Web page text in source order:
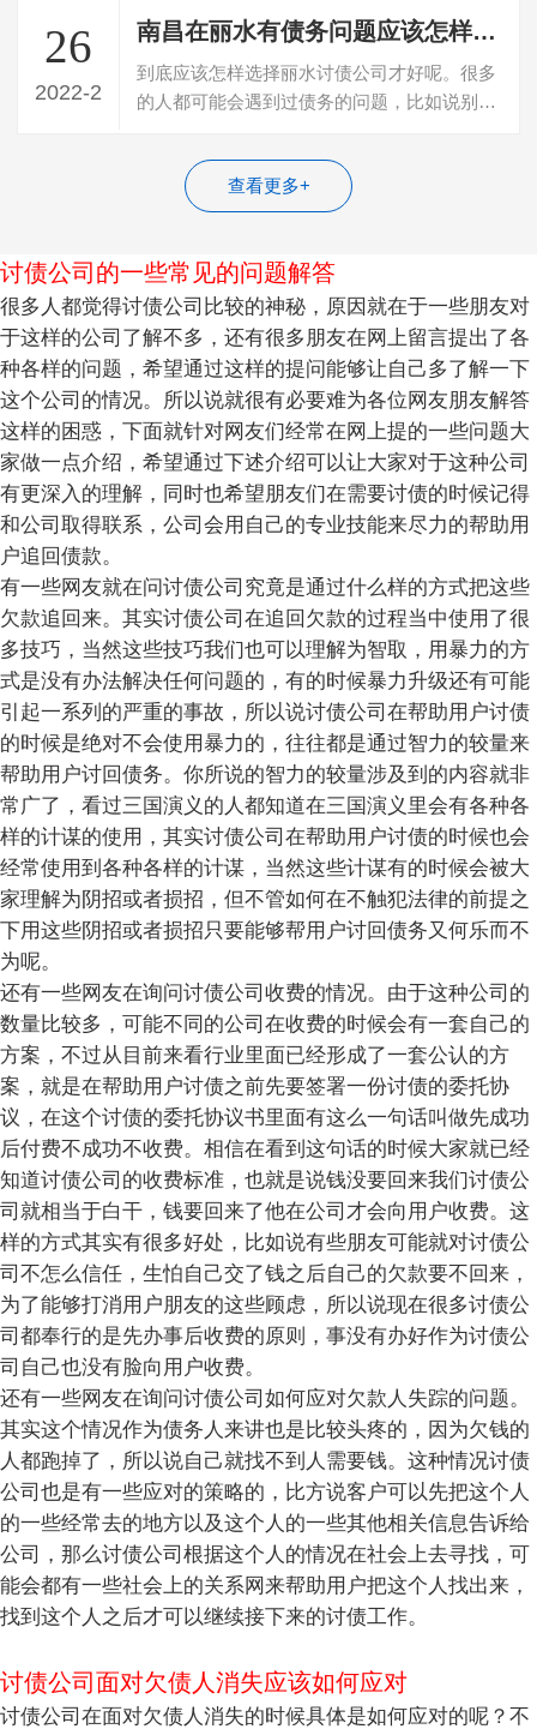
26
2022-2
南昌在丽水有债务问题应该怎样选择讨债公司
到底应该怎样选择丽水讨债公司才好呢。很多
的人都可能会遇到过债务的问题，比如说别人
查看更多+
讨债公司的一些常见的问题解答
很多人都觉得讨债公司比较的神秘，原因就在于一些朋友对
于这样的公司了解不多，还有很多朋友在网上留言提出了各
种各样的问题，希望通过这样的提问能够让自己多了解一下
这个公司的情况。所以说就很有必要难为各位网友朋友解答
这样的困惑，下面就针对网友们经常在网上提的一些问题大
家做一点介绍，希望通过下述介绍可以让大家对于这种公司
有更深入的理解，同时也希望朋友们在需要讨债的时候记得
和公司取得联系，公司会用自己的专业技能来尽力的帮助用
户追回债款。
有一些网友就在问讨债公司究竟是通过什么样的方式把这些
欠款追回来。其实讨债公司在追回欠款的过程当中使用了很
多技巧，当然这些技巧我们也可以理解为智取，用暴力的方
式是没有办法解决任何问题的，有的时候暴力升级还有可能
引起一系列的严重的事故，所以说讨债公司在帮助用户讨债
的时候是绝对不会使用暴力的，往往都是通过智力的较量来
帮助用户讨回债务。你所说的智力的较量涉及到的内容就非
常广了，看过三国演义的人都知道在三国演义里会有各种各
样的计谋的使用，其实讨债公司在帮助用户讨债的时候也会
经常使用到各种各样的计谋，当然这些计谋有的时候会被大
家理解为阴招或者损招，但不管如何在不触犯法律的前提之
下用这些阴招或者损招只要能够帮用户讨回债务又何乐而不
为呢。
还有一些网友在询问讨债公司收费的情况。由于这种公司的
数量比较多，可能不同的公司在收费的时候会有一套自己的
方案，不过从目前来看行业里面已经形成了一套公认的方
案，就是在帮助用户讨债之前先要签署一份讨债的委托协
议，在这个讨债的委托协议书里面有这么一句话叫做先成功
后付费不成功不收费。相信在看到这句话的时候大家就已经
知道讨债公司的收费标准，也就是说钱没要回来我们讨债公
司就相当于白干，钱要回来了他在公司才会向用户收费。这
样的方式其实有很多好处，比如说有些朋友可能就对讨债公
司不怎么信任，生怕自己交了钱之后自己的欠款要不回来，
为了能够打消用户朋友的这些顾虑，所以说现在很多讨债公
司都奉行的是先办事后收费的原则，事没有办好作为讨债公
司自己也没有脸向用户收费。
还有一些网友在询问讨债公司如何应对欠款人失踪的问题。
其实这个情况作为债务人来讲也是比较头疼的，因为欠钱的
人都跑掉了，所以说自己就找不到人需要钱。这种情况讨债
公司也是有一些应对的策略的，比方说客户可以先把这个人
的一些经常去的地方以及这个人的一些其他相关信息告诉给
公司，那么讨债公司根据这个人的情况在社会上去寻找，可
能会都有一些社会上的关系网来帮助用户把这个人找出来，
找到这个人之后才可以继续接下来的讨债工作。
讨债公司面对欠债人消失应该如何应对
讨债公司在面对欠债人消失的时候具体是如何应对的呢？不